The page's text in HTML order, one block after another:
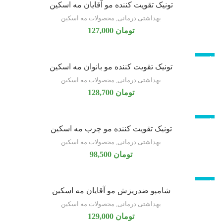
تونیک تقویت کننده مو آقایان مه اسکین
بهداشتی درمانی, محصولات مه اسکین
تومان
ناموجود
تونیک تقویت کننده مو بانوان مه اسکین
بهداشتی درمانی, محصولات مه اسکین
تومان
ناموجود
تونیک تقویت کننده مو چرب مه اسکین
بهداشتی درمانی, محصولات مه اسکین
تومان
ناموجود
شامپو ضدریزش مو آقایان مه اسکین
بهداشتی درمانی, محصولات مه اسکین
تومان